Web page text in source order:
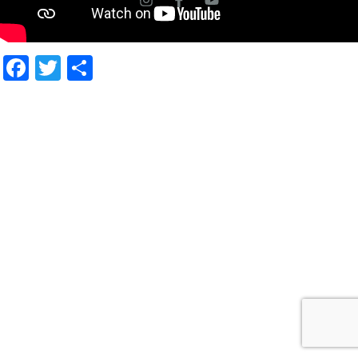
Facebook
Twitter